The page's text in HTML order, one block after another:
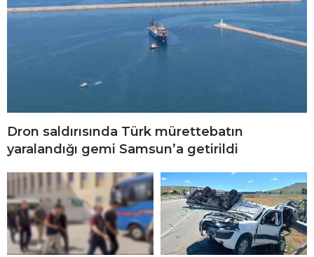
Dron saldırısında Türk mürettebatın
yaralandığı gemi Samsun’a getirildi